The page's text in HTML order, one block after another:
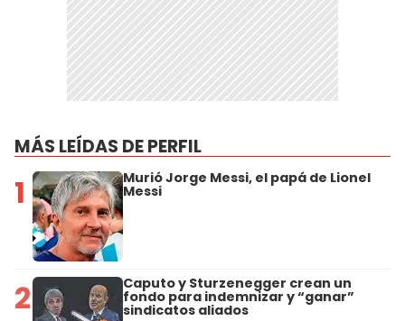
MÁS LEÍDAS DE PERFIL
1 Murió Jorge Messi, el papá de Lionel
Messi
2 Caputo y Sturzenegger crean un
fondo para indemnizar y “ganar”
sindicatos aliados